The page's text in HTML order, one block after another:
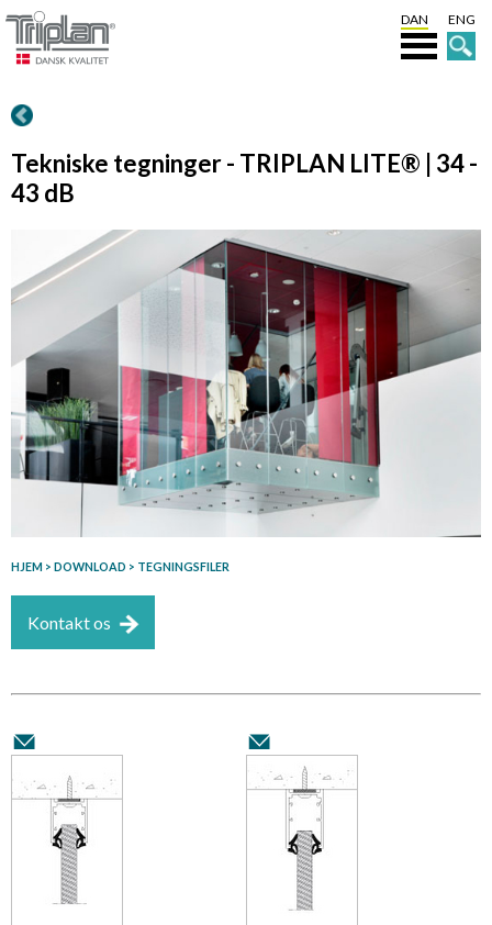
DAN ENG
Tekniske tegninger - TRIPLAN LITE® | 34 -
43 dB
HJEM > DOWNLOAD > TEGNINGSFILER
Kontakt os